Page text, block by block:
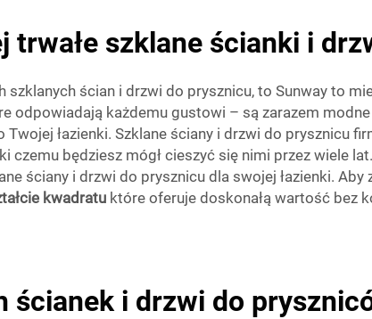
trwałe szklane ścianki i
szklanych ścian i drzwi do prysznicu, to Sunway to
odpowiadają każdemu gustowi – są zarazem
łazienki. Szklane ściany i drzwi do prysznicu
czemu będziesz mógł cieszyć się nimi przez wiele
ściany i drzwi do prysznicu dla swojej łazienki.
kwadratu które oferuje doskonałą wartość bez
ścianek i drzwi do